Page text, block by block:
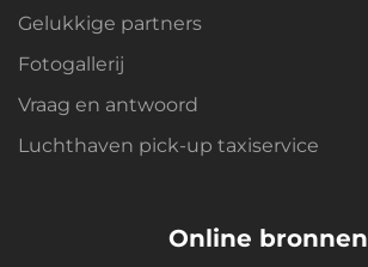
Gelukkige partners
Fotogallerij
Vraag en antwoord
Luchthaven pick-up taxiservice
Online bronnen